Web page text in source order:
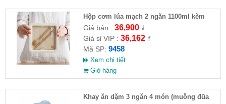
Hộp cơm lúa mạch 2 ngăn 1100ml kèm
muỗng đũa
Giá bán : 36,900₫
Giá sỉ VIP : 36,162₫
Mã SP: 9458
Xem chi tiết
Giỏ hàng
Khay ăn dặm 3 ngăn 4 món (muỗng đũa